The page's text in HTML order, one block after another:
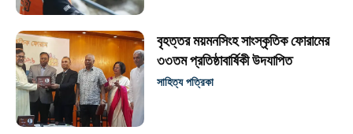
বৃহত্তর ময়মনসিংহ সাংস্কৃতিক ফোরামের
৩৩তম প্রতিষ্ঠাবার্ষিকী উদযাপিত
সাহিত্য পত্রিকা